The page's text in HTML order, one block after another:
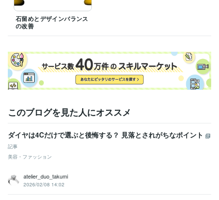
石留めとデザインバランス
の改善
このブログを見た人にオススメ
ダイヤは4Cだけで選ぶと後悔する？ 見落とされがちなポイント
記事
美容・ファッション
atelier_duo_takumi
2026/02/08 14:02